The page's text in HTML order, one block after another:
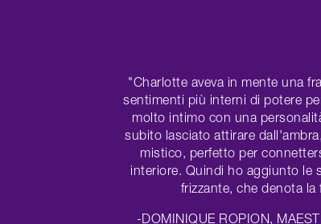
"Charlotte aveva in mente una
sentimenti più interni di potere
molto intimo con una
subito lasciato attirare
mistico, perfetto per
interiore. Quindi ho aggiunto le
frizzante, che denota la
-DOMINIQUE ROPION,